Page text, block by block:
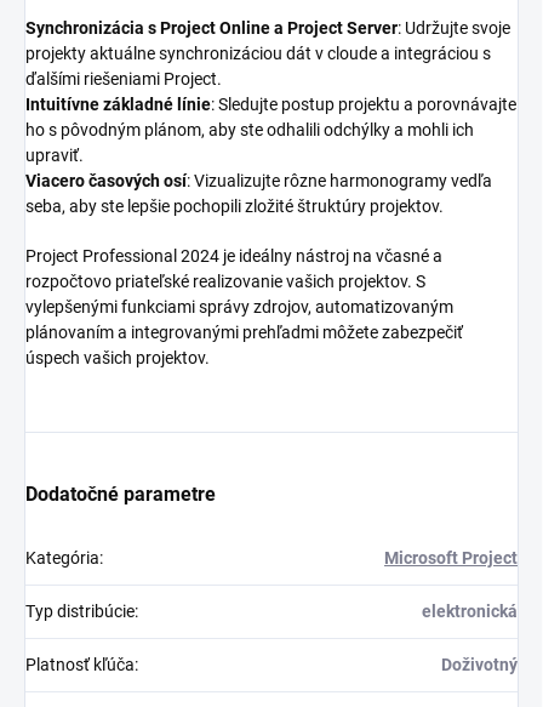
Synchronizácia s Project Online a Project Server: Udržujte svoje
projekty aktuálne synchronizáciou dát v cloude a integráciou s
ďalšími riešeniami Project.
Intuitívne základné línie: Sledujte postup projektu a porovnávajte
ho s pôvodným plánom, aby ste odhalili odchýlky a mohli ich
upraviť.
Viacero časových osí: Vizualizujte rôzne harmonogramy vedľa
seba, aby ste lepšie pochopili zložité štruktúry projektov.
Project Professional 2024 je ideálny nástroj na včasné a
rozpočtovo priateľské realizovanie vašich projektov. S
vylepšenými funkciami správy zdrojov, automatizovaným
plánovaním a integrovanými prehľadmi môžete zabezpečiť
úspech vašich projektov.
Dodatočné parametre
Kategória: Microsoft Project
Typ distribúcie: elektronická
Platnosť kľúča: Doživotný